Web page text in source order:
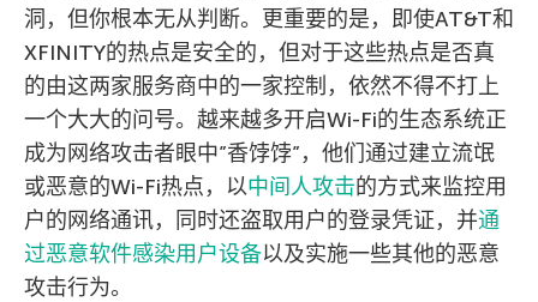
洞，但你根本无从判断。更重要的是，即使AT&T和
XFINITY的热点是安全的，但对于这些热点是否真
的由这两家服务商中的一家控制，依然不得不打上
一个大大的问号。越来越多开启Wi-Fi的生态系统正
成为网络攻击者眼中”香饽饽”，他们通过建立流氓
或恶意的Wi-Fi热点，以中间人攻击的方式来监控用
户的网络通讯，同时还盗取用户的登录凭证，并通
过恶意软件感染用户设备以及实施一些其他的恶意
攻击行为。